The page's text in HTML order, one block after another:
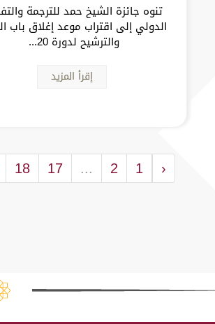
تنوه جائزة الشيخ حمد للترجمة
الدولي إلى اقتراب موعد إغلاق باب
والترشيح لدورة 20...
إقرأ المزيد
‹
1
2
...
17
18